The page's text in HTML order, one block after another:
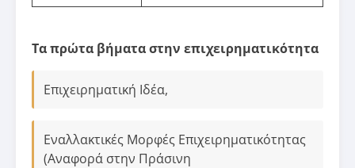
Τα πρώτα βήματα στην επιχειρηματικότητα
Επιχειρηματική Ιδέα,
Εναλλακτικές Μορφές Επιχειρηματικότητας
(Αναφορά στην Πράσινη